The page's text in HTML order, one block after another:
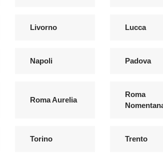
Livorno Lucca
Napoli Padova
Roma Aurelia
Roma
Torino Trento